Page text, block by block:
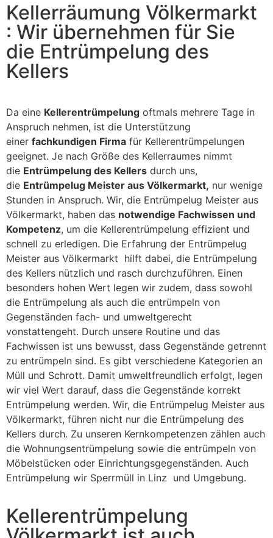
Kellerräumung Völkermarkt
: Wir übernehmen für Sie
die Entrümpelung des
Kellers
Da eine Kellerentrümpelung oftmals mehrere Tage in
Anspruch nehmen, ist die Unterstützung
einer fachkundigen Firma für Kellerentrümpelungen
geeignet. Je nach Größe des Kellerraumes nimmt
die Entrümpelung des Kellers durch uns,
die Entrümpelug Meister aus Völkermarkt, nur wenige
Stunden in Anspruch. Wir, die Entrümpelug Meister aus
Völkermarkt, haben das notwendige Fachwissen und
Kompetenz, um die Kellerentrümpelung effizient und
schnell zu erledigen. Die Erfahrung der Entrümpelug
Meister aus Völkermarkt hilft dabei, die Entrümpelung
des Kellers nützlich und rasch durchzuführen. Einen
besonders hohen Wert legen wir zudem, dass sowohl
die Entrümpelung als auch die entrümpeln von
Gegenständen fach- und umweltgerecht
vonstattengeht. Durch unsere Routine und das
Fachwissen ist uns bewusst, dass Gegenstände getrennt
zu entrümpeln sind. Es gibt verschiedene Kategorien an
Müll und Schrott. Damit umweltfreundlich erfolgt, legen
wir viel Wert darauf, dass die Gegenstände korrekt
Entrümpelung werden. Wir, die Entrümpelug Meister aus
Völkermarkt, führen nicht nur die Entrümpelung des
Kellers durch. Zu unseren Kernkompetenzen zählen auch
die Wohnungsentrümpelung sowie die entrümpeln von
Möbelstücken oder Einrichtungsgegenständen. Auch
Entrümpelung wir Sperrmüll in Linz und Umgebung.
Kellerentrümpelung